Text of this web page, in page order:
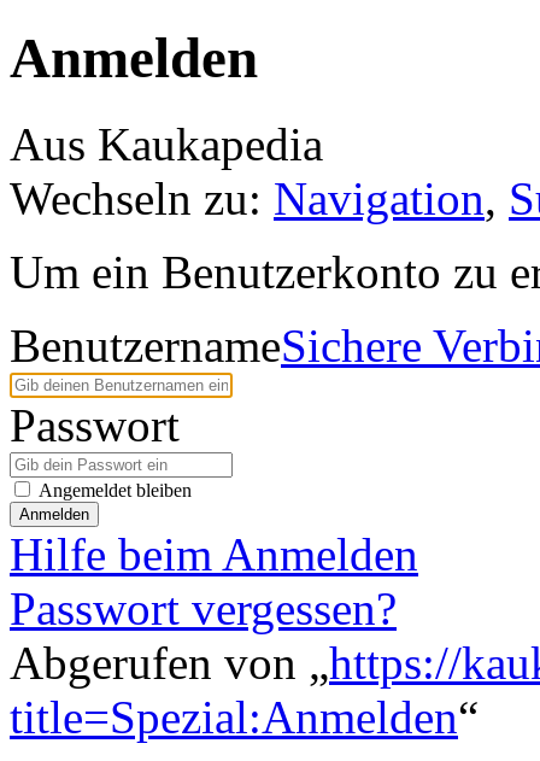
Anmelden
Aus Kaukapedia
Wechseln zu: Navigation,
Um ein Benutzerkonto zu
BenutzernameSichere
Passwort
Angemeldet bleiben
Anmelden
Hilfe beim Anmelden
Passwort vergessen?
Abgerufen von „https://
title=Spezial:Anmelden“